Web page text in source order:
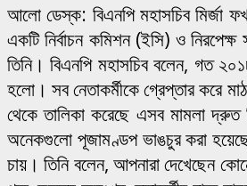
আলো ডেস্ক: বিএনপি মহাসচিব মির্জা
একটি নির্বাচন কমিশন (ইসি) ও
তিনি। বিএনপি মহাসচিব বলেন, গত
হলো। সব নেতাকর্মীকে গ্রেপ্তার করে
থেকে তালিকা করেছে এসব মামলা দ্রুত
অনেকগুলো পূজামণ্ডপ ভাঙচুর করা
চায়। তিনি বলেন, আপনারা দেখেছেন